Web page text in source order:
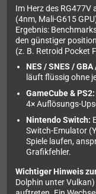
Im Herz des RG477V
(4nm, Mali-G615
Ergebnis:
den günstiger
(z. B. Retroid Pocket
NES / SNES /
läuft flüssig ohne
GameCube & PS2:
4× Auflösungs-
Nintendo Switch:
Switch-Emulator
Spiele laufen,
Grafikfehler.
Wichtiger Hinweis
Dolphin unter